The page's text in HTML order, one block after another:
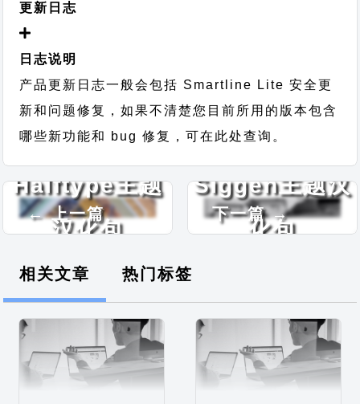
更新日志
日志说明
产品更新日志一般会包括 Smartline Lite 安全更
新和问题修复，如果不清楚您目前所用的版本包含
哪些新功能和 bug 修复，可在此处查询。
← 上一篇
Halftype主题
汉化包
下一篇 →
Siggen主题汉
化包
相关文章 热门标签